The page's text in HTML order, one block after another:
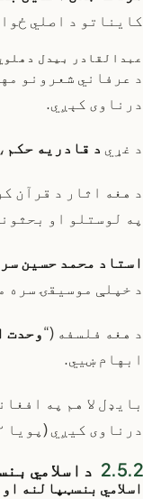
کایناتو د اصلي
عبدالقادر بیدل دهلوي (۱۶۴۵-
د عرفاني شعرونو
درناوی کېږي.
د غړي د قادریه حکم
د هغه اثار د قرآن
په لوستلو او
استاد محمد حسین سرهنګ
د خپلې موسیقۍ سره
د هغه فلسفه (“وحدت
ابهام ښيي.
بایډل لا هم په
درناوی کیږي (پویا ۲۰۱۲).
د اسلامي
اسلامي بنسټپالنه